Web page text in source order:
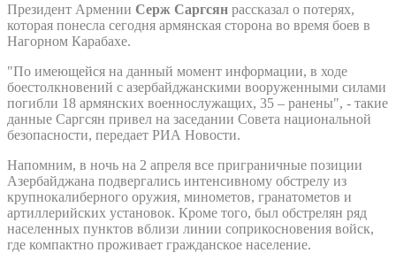
Президент Армении Серж Саргсян рассказал о потерях,
которая понесла сегодня армянская сторона во время боев в
Нагорном Карабахе.
"По имеющейся на данный момент информации, в ходе
боестолкновений с азербайджанскими вооруженными силами
погибли 18 армянских военнослужащих, 35 – ранены", - такие
данные Саргсян привел на заседании Совета национальной
безопасности, передает РИА Новости.
Напомним, в ночь на 2 апреля все приграничные позиции
Азербайджана подвергались интенсивному обстрелу из
крупнокалиберного оружия, минометов, гранатометов и
артиллерийских установок. Кроме того, был обстрелян ряд
населенных пунктов вблизи линии соприкосновения войск,
где компактно проживает гражданское население.